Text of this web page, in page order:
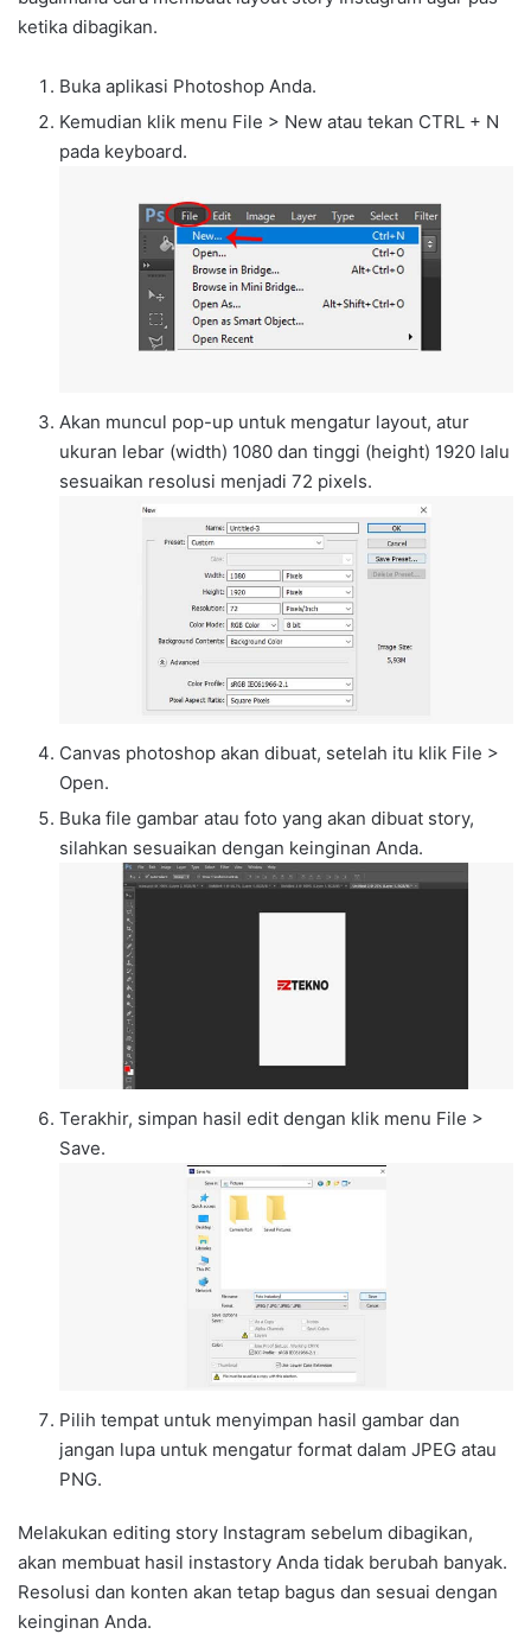
ketika dibagikan.
Buka aplikasi Photoshop Anda.
Kemudian klik menu File > New atau tekan CTRL + N
pada keyboard.
Akan muncul pop-up untuk mengatur layout, atur
ukuran lebar (width) 1080 dan tinggi (height) 1920 lalu
sesuaikan resolusi menjadi 72 pixels.
Canvas photoshop akan dibuat, setelah itu klik File >
Open.
Buka file gambar atau foto yang akan dibuat story,
silahkan sesuaikan dengan keinginan Anda.
Terakhir, simpan hasil edit dengan klik menu File >
Save.
Pilih tempat untuk menyimpan hasil gambar dan
jangan lupa untuk mengatur format dalam JPEG atau
PNG.
Melakukan editing story Instagram sebelum dibagikan,
akan membuat hasil instastory Anda tidak berubah banyak.
Resolusi dan konten akan tetap bagus dan sesuai dengan
keinginan Anda.